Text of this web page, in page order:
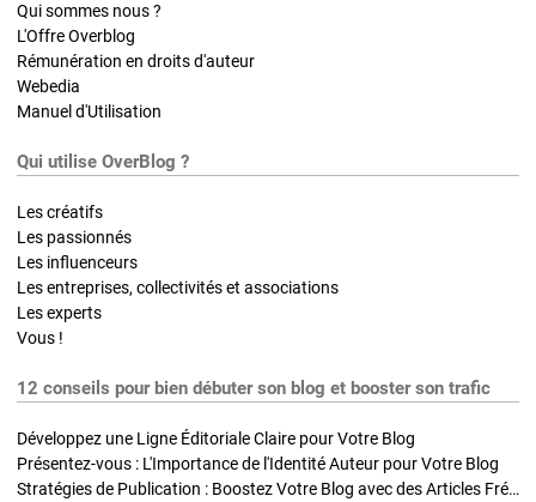
Qui sommes nous ?
L'Offre Overblog
Rémunération en droits d'auteur
Webedia
Manuel d'Utilisation
Qui utilise OverBlog ?
Les créatifs
Les passionnés
Les influenceurs
Les entreprises, collectivités et associations
Les experts
Vous !
12 conseils pour bien débuter son blog et booster son trafic
Développez une Ligne Éditoriale Claire pour Votre Blog
Présentez-vous : L'Importance de l'Identité Auteur pour Votre Blog
Stratégies de Publication : Boostez Votre Blog avec des Articles Fréquents et Exclusifs